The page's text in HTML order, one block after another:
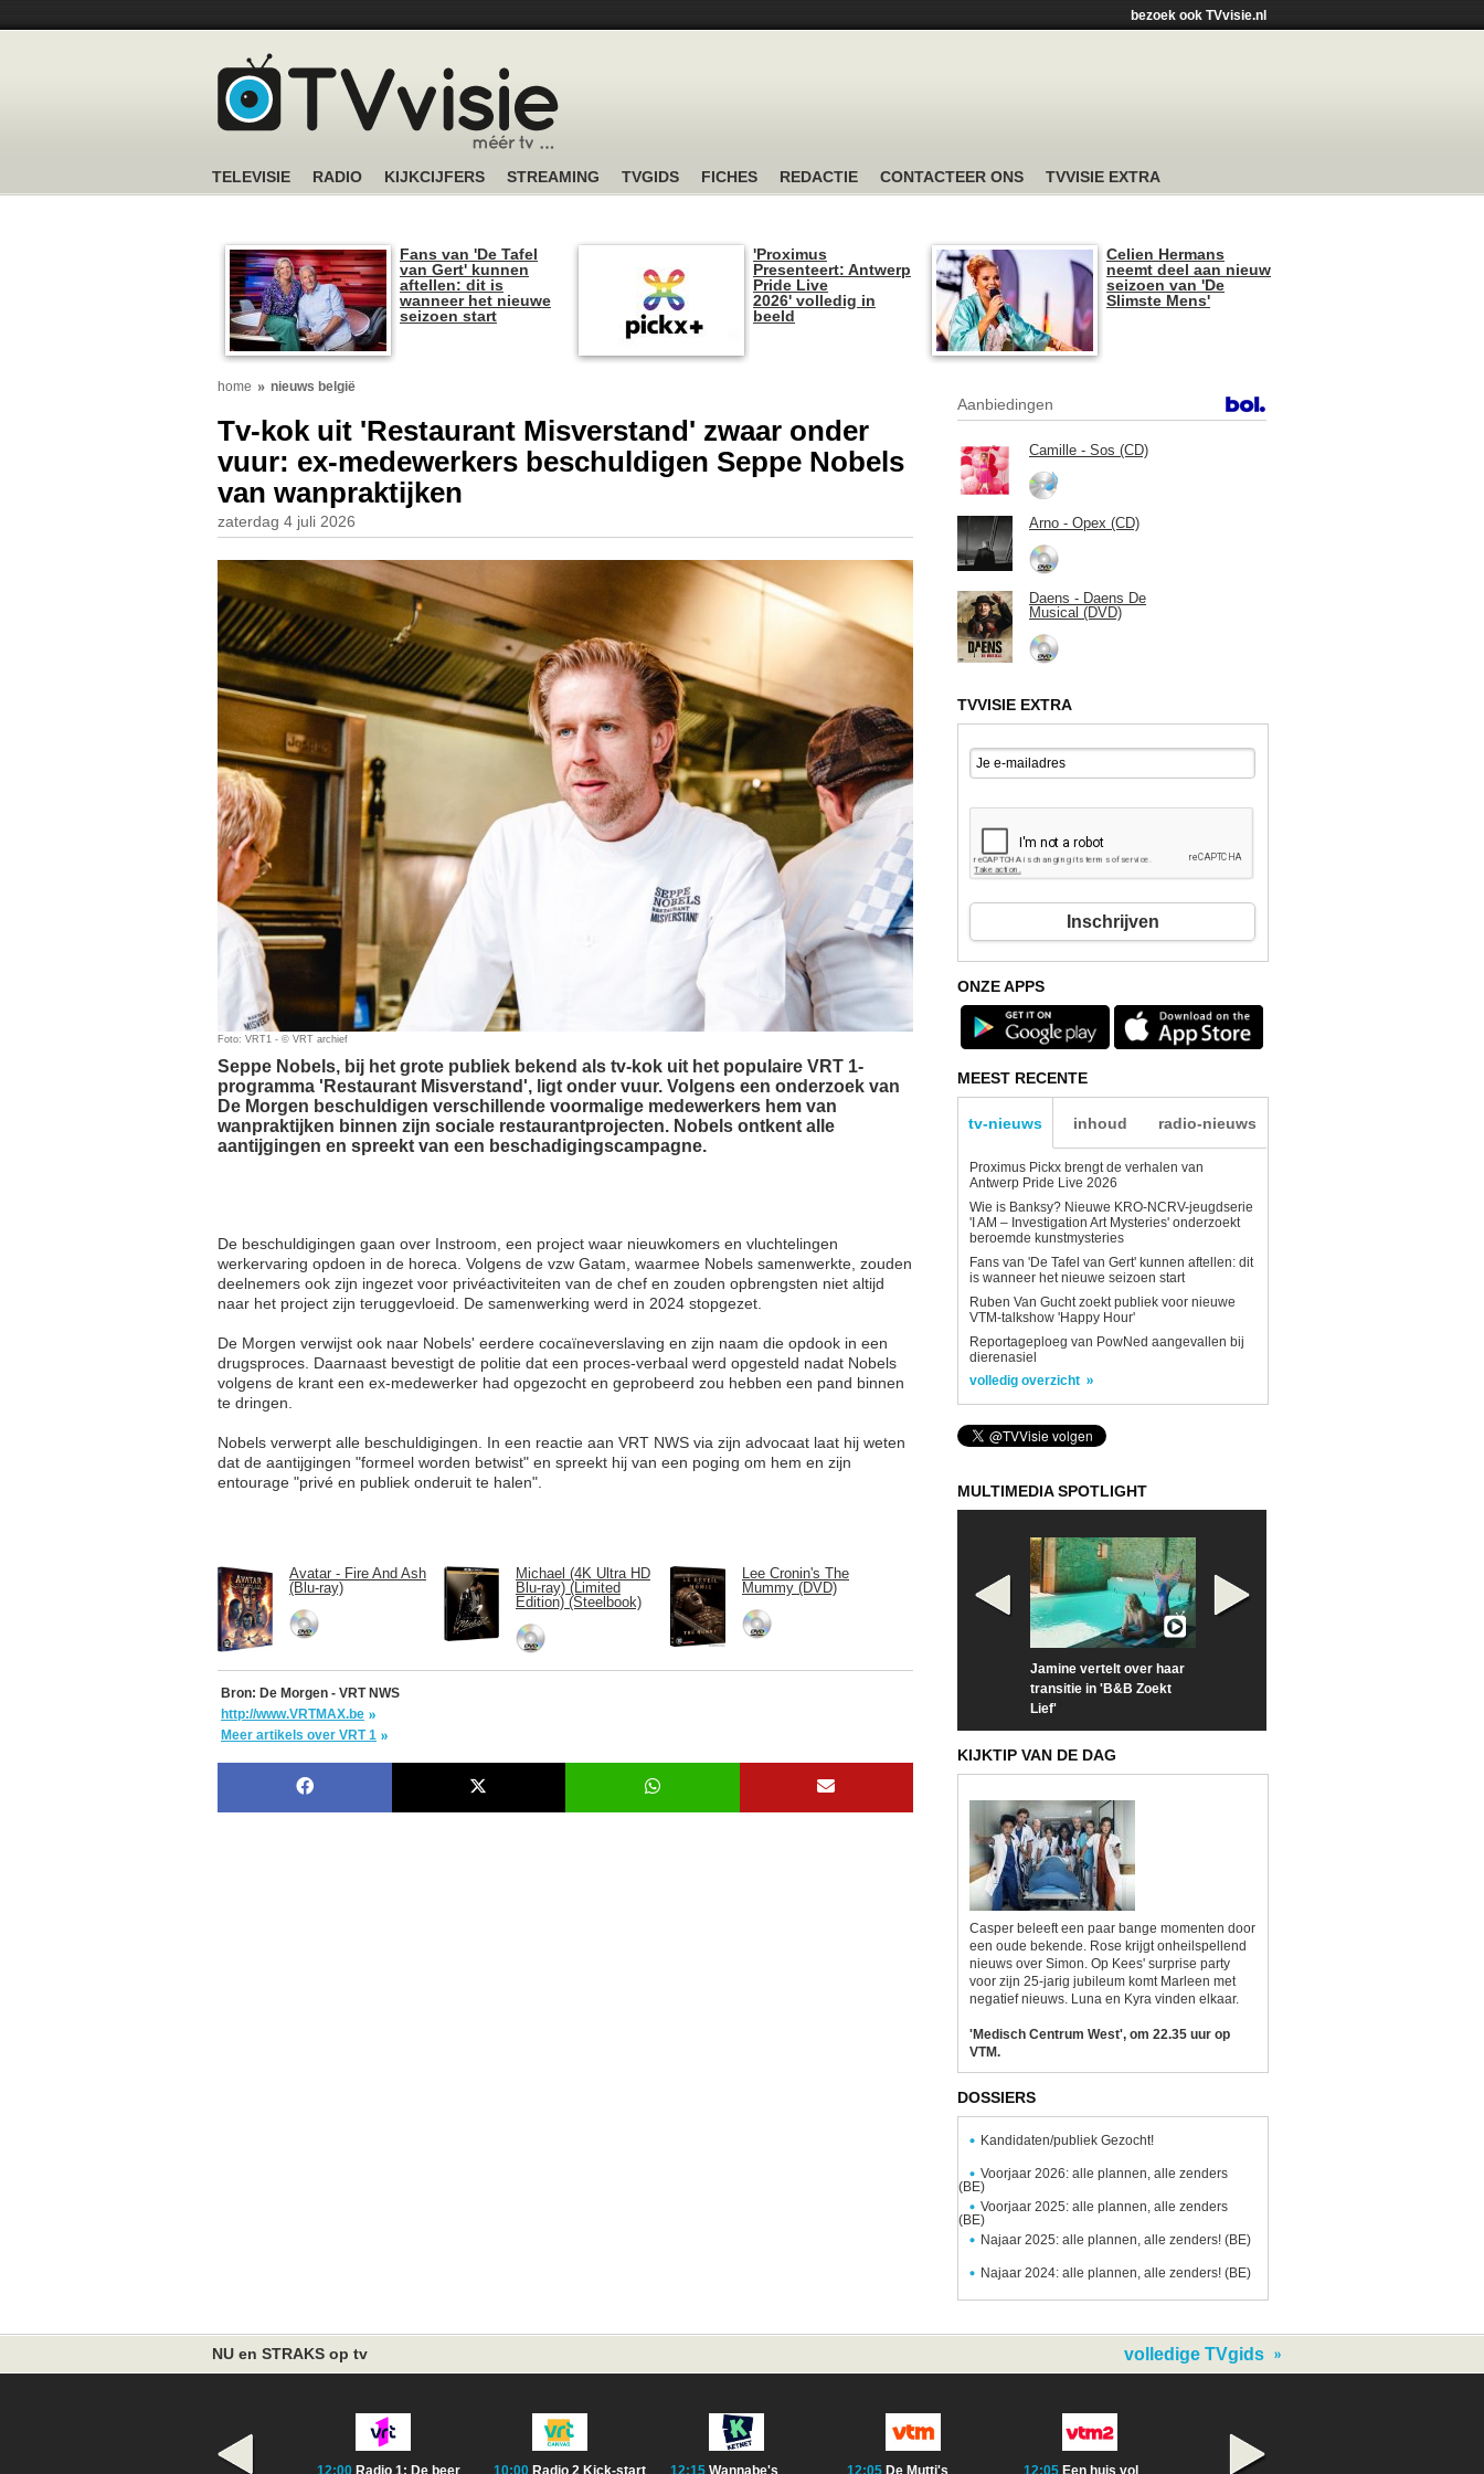
bezoek ook TVvisie.nl
TELEVISIE RADIO KIJKCIJFERS STREAMING TVGIDS FICHES REDACTIE CONTACTEER ONS TVVISIE EXTRA
Fans van 'De Tafel
van Gert' kunnen
aftellen: dit is
wanneer het nieuwe
seizoen start
'Proximus
Presenteert: Antwerp
Pride Live
2026' volledig in
beeld
Celien Hermans
neemt deel aan nieuw
seizoen van 'De
Slimste Mens'
home nieuws belgië
Tv-kok uit 'Restaurant Misverstand' zwaar onder
vuur: ex-medewerkers beschuldigen Seppe Nobels
van wanpraktijken
zaterdag 4 juli 2026
Foto: VRT1 - © VRT archief
Seppe Nobels, bij het grote publiek bekend als tv-kok uit het populaire VRT 1-
programma 'Restaurant Misverstand', ligt onder vuur. Volgens een onderzoek van
De Morgen beschuldigen verschillende voormalige medewerkers hem van
wanpraktijken binnen zijn sociale restaurantprojecten. Nobels ontkent alle
aantijgingen en spreekt van een beschadigingscampagne.
De beschuldigingen gaan over Instroom, een project waar nieuwkomers en vluchtelingen
werkervaring opdoen in de horeca. Volgens de vzw Gatam, waarmee Nobels samenwerkte, zouden
deelnemers ook zijn ingezet voor privéactiviteiten van de chef en zouden opbrengsten niet altijd
naar het project zijn teruggevloeid. De samenwerking werd in 2024 stopgezet.
De Morgen verwijst ook naar Nobels' eerdere cocaïneverslaving en zijn naam die opdook in een
drugsproces. Daarnaast bevestigt de politie dat een proces-verbaal werd opgesteld nadat Nobels
volgens de krant een ex-medewerker had opgezocht en geprobeerd zou hebben een pand binnen
te dringen.
Nobels verwerpt alle beschuldigingen. In een reactie aan VRT NWS via zijn advocaat laat hij weten
dat de aantijgingen "formeel worden betwist" en spreekt hij van een poging om hem en zijn
entourage "privé en publiek onderuit te halen".
Avatar - Fire And Ash
(Blu-ray)
Michael (4K Ultra HD
Blu-ray) (Limited
Edition) (Steelbook)
Lee Cronin's The
Mummy (DVD)
Bron: De Morgen - VRT NWS
http://www.VRTMAX.be
Meer artikels over VRT 1
Aanbiedingen
Camille - Sos (CD)
Arno - Opex (CD)
Daens - Daens De
Musical (DVD)
TVVISIE EXTRA
Inschrijven
ONZE APPS
MEEST RECENTE
tv-nieuws inhoud radio-nieuws
Proximus Pickx brengt de verhalen van
Antwerp Pride Live 2026
Wie is Banksy? Nieuwe KRO-NCRV-jeugdserie
'I AM – Investigation Art Mysteries' onderzoekt
beroemde kunstmysteries
Fans van 'De Tafel van Gert' kunnen aftellen: dit
is wanneer het nieuwe seizoen start
Ruben Van Gucht zoekt publiek voor nieuwe
VTM-talkshow 'Happy Hour'
Reportageploeg van PowNed aangevallen bij
dierenasiel
volledig overzicht
MULTIMEDIA SPOTLIGHT
Jamine vertelt over haar
transitie in 'B&B Zoekt
Lief'
KIJKTIP VAN DE DAG
Casper beleeft een paar bange momenten door
een oude bekende. Rose krijgt onheilspellend
nieuws over Simon. Op Kees' surprise party
voor zijn 25-jarig jubileum komt Marleen met
negatief nieuws. Luna en Kyra vinden elkaar.
'Medisch Centrum West', om 22.35 uur op
VTM.
DOSSIERS
Kandidaten/publiek Gezocht!
Voorjaar 2026: alle plannen, alle zenders
(BE)
Voorjaar 2025: alle plannen, alle zenders
(BE)
Najaar 2025: alle plannen, alle zenders! (BE)
Najaar 2024: alle plannen, alle zenders! (BE)
NU en STRAKS op tv volledige TVgids
12:00 Radio 1: De beer 10:00 Radio 2 Kick-start 12:15 Wannabe's 12:05 De Mutti's 12:05 Een huis vol 05:05 Geen uitzending